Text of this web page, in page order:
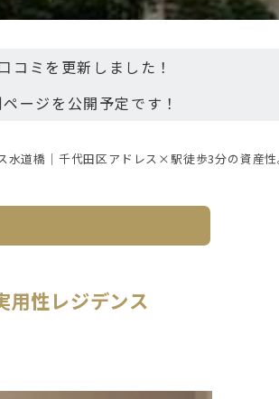
ミを更新しました！
ージを公開予定です！
水道橋｜千代田区アドレス×駅徒歩3分の資産
用性レジデンス